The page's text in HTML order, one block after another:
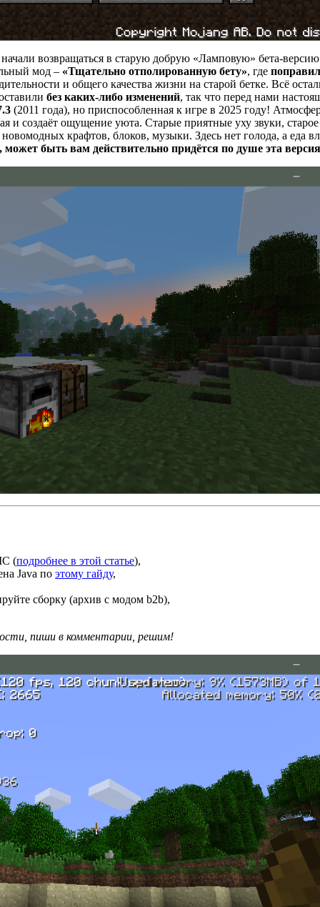
возвращаться в старую добрую «Ламповую» бета-
мод – «Тщательно отполированную бету», где
и общего качества жизни на старой бетке. Всё
без каких-либо изменений, так что перед нами
(2011 года), но приспособленная к игре в 2025 году!
и создаёт ощущение уюта. Старые приятные уху звуки, старое
крафтов, блоков, музыки. Здесь нет голода, а еда
может быть вам действительно придётся по душе эта
(подробнее в этой статье),
Java по этому гайду,
сборку (архив с модом b2b),
пиши в комментарии, решим!